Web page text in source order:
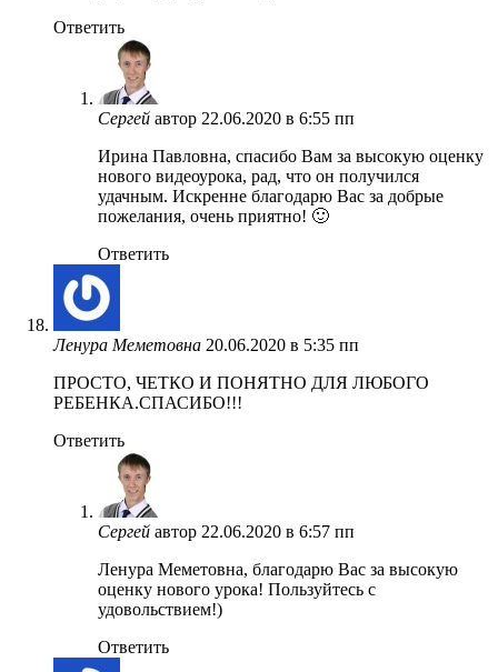
Ответить
Сергей автор 22.06.2020 в 6:55 пп
Ирина Павловна, спасибо Вам за высокую оценку
нового видеоурока, рад, что он получился
удачным. Искренне благодарю Вас за добрые
пожелания, очень приятно! 🙂
Ответить
Ленура Меметовна 20.06.2020 в 5:35 пп
ПРОСТО, ЧЕТКО И ПОНЯТНО ДЛЯ ЛЮБОГО
РЕБЕНКА.СПАСИБО!!!
Ответить
Сергей автор 22.06.2020 в 6:57 пп
Ленура Меметовна, благодарю Вас за высокую
оценку нового урока! Пользуйтесь с
удовольствием!)
Ответить